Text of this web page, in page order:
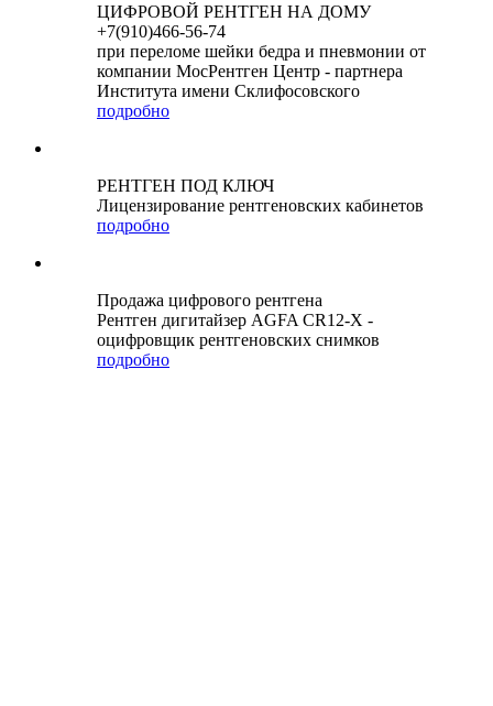
ЦИФРОВОЙ РЕНТГЕН НА ДОМУ
+7(910)466-56-74
при переломе шейки бедра и пневмонии от
компании МосРентген Центр - партнера
Института имени Склифосовского
подробно
РЕНТГЕН ПОД КЛЮЧ
Лицензирование рентгеновских кабинетов
подробно
Продажа цифрового рентгена
Рентген дигитайзер AGFA CR12-X -
оцифровщик рентгеновских снимков
подробно